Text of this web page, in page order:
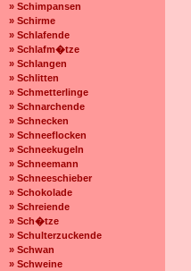
» Schimpansen
» Schirme
» Schlafende
» Schlafm�tze
» Schlangen
» Schlitten
» Schmetterlinge
» Schnarchende
» Schnecken
» Schneeflocken
» Schneekugeln
» Schneemann
» Schneeschieber
» Schokolade
» Schreiende
» Sch�tze
» Schulterzuckende
» Schwan
» Schweine